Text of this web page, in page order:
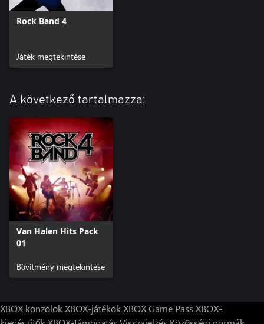
Rock Band 4
Játék megtekintése
A következő tartalmazza:
Van Halen Hits Pack
01
Bővítmény megtekintése
XBOX konzolokXBOX-játékokXBOX Game Pass XBOX-